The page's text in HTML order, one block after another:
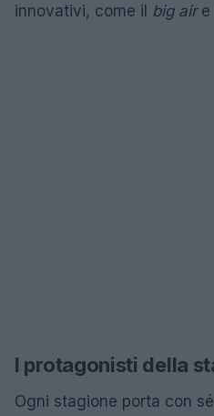
innovativi, come il big aire
I protagonisti della
Ogni stagione porta con